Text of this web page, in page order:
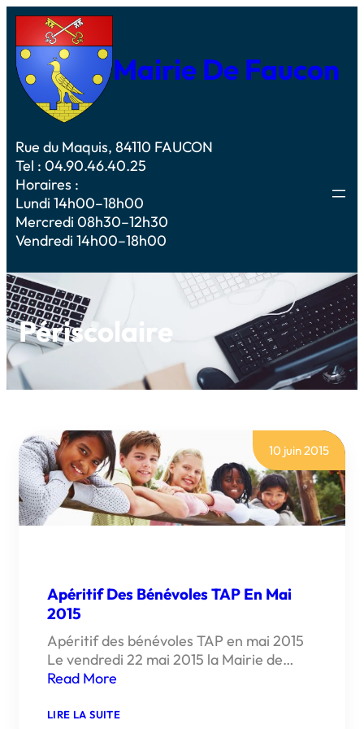
Mairie De Faucon
Rue du Maquis, 84110 FAUCON
Tel : 04.90.46.40.25
Horaires :
Lundi 14h00–18h00
Mercredi 08h30–12h30
Vendredi 14h00–18h00
Périscolaire
10 juin 2015
Apéritif Des Bénévoles TAP En Mai
2015
Apéritif des bénévoles TAP en mai 2015
Le vendredi 22 mai 2015 la Mairie de…
Read More
LIRE LA SUITE: